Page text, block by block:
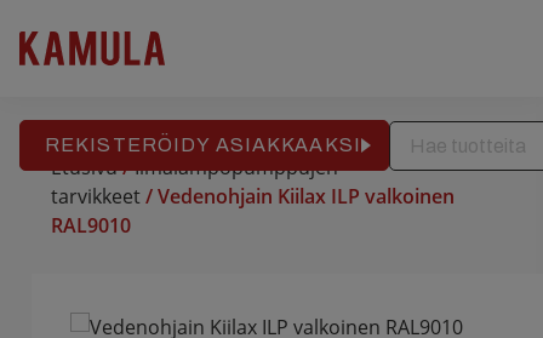
sisältöön
APTEEKKITALO
REKISTERÖIDY ASIAKKAAKSI
Etusivu/Ilmalämpöpumppujen
tarvikkeet/ Vedenohjain Kiilax ILP valkoinen
RAL9010